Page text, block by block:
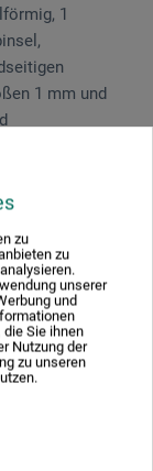
zu
zu
unserer
und
Sie ihnen
Nutzung der
zu unseren
1
1 mm und
(0)
Produkt